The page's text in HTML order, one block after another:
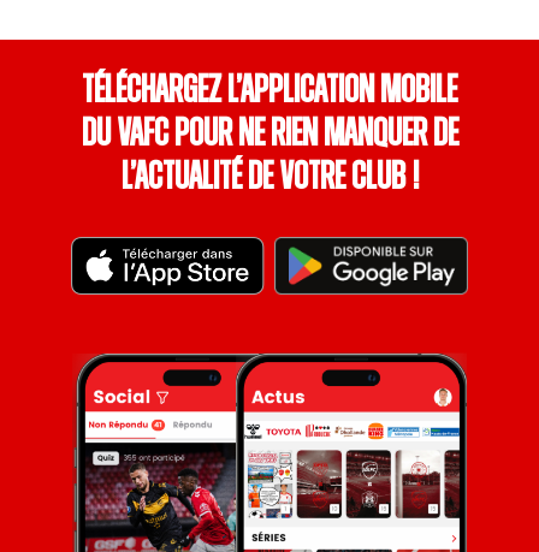
Téléchargez l’application mobile
du VAFC pour ne rien manquer de
l’actualité de votre club !